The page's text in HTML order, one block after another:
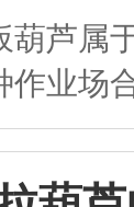
葫芦属
作业场